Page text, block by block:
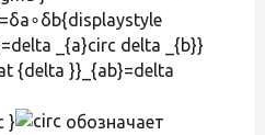
_{a}circ delta _{b}}
}
обозначает